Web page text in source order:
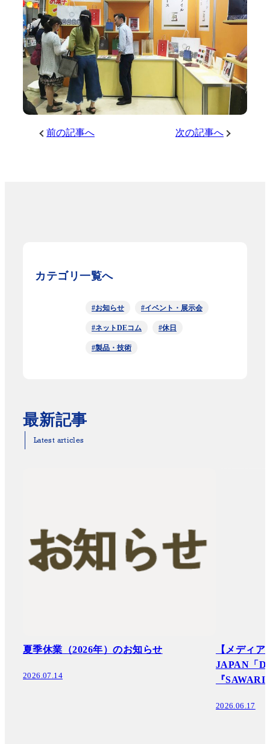
前の記事へ 次の記事へ
カテゴリ一覧へ
#お知らせ #イベント・展示会
#ネットDEコム #休日
#製品・技術
最新記事
Latest articles
夏季休業（2026年）のお知らせ
2026.07.14
【メディ
JAPAN「
『
2026.06.17